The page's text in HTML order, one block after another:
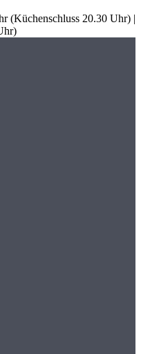
(Küchenschluss 20.30 Uhr) |